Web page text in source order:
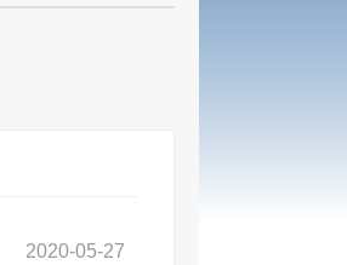
2020-05-27